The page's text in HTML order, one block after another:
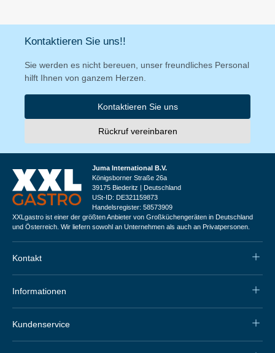
Kontaktieren Sie uns!!
Sie werden es nicht bereuen, unser freundliches Personal
hilft Ihnen von ganzem Herzen.
Kontaktieren Sie uns
Rückruf vereinbaren
Juma International B.V.
Königsborner Straße 26a
39175 Biederitz | Deutschland
USt-ID: DE321159873
Handelsregister: 58573909
XXLgastro ist einer der größten Anbieter von Großküchengeräten in Deutschland
und Österreich. Wir liefern sowohl an Unternehmen als auch an Privatpersonen.
Kontakt
Informationen
Kundenservice